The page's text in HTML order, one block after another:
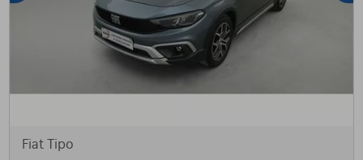
Fiat Tipo